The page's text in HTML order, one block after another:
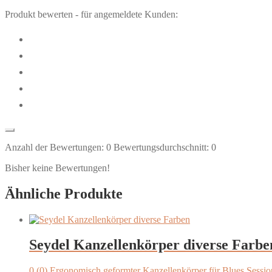
Produkt bewerten - für angemeldete Kunden:
Anzahl der Bewertungen: 0 Bewertungsdurchschnitt: 0
Bisher keine Bewertungen!
Ähnliche Produkte
Seydel Kanzellenkörper diverse